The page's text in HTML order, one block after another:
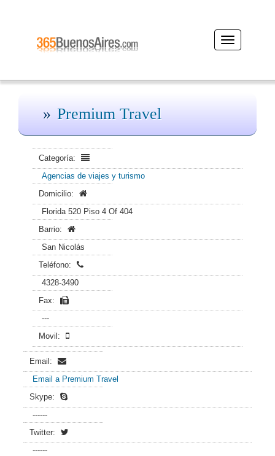
Desplegar
navegación
Premium Travel
Categoría:
Agencias de viajes y turismo
Domicilio:
Florida 520 Piso 4 Of 404
Barrio:
San Nicolás
Teléfono:
4328-3490
Fax:
---
Movil:
Email:
Email a Premium Travel
Skype:
------
Twitter:
------